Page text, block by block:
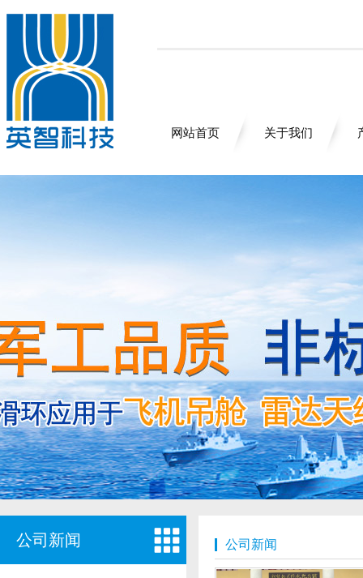
网站首页 关于我们
公司新闻 公司新闻